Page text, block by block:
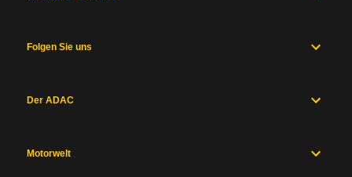
Folgen Sie uns
Der ADAC
Motorwelt